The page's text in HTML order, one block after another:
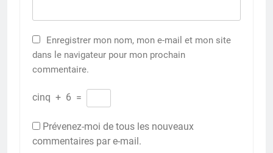
Enregistrer mon nom, mon e-mail et mon site
dans le navigateur pour mon prochain
commentaire.
cinq + 6 =
Prévenez-moi de tous les nouveaux
commentaires par e-mail.